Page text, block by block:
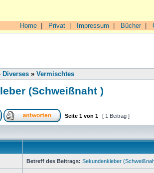
Home Privat Impressum Bücher|
Diverses » Vermischtes
(Schweißnaht )
Seite 1 von 1 [ 1 Beitrag ]
Betreff des Beitrags: Sekundenkleber